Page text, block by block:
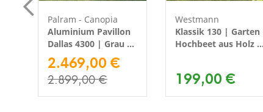
Palram - Canopia
Aluminium Pavillon
Dallas 4300 | Grau |
364x426x296 cm
2.469,00 €
2.899,00 €
Westmann
Klassik 130 | Garten
Hochbeet aus Holz |
199,00 €